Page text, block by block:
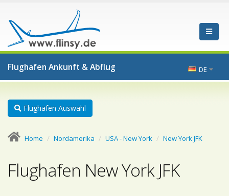
Flughafen Ankunft & Abflug DE
Flughafen Auswahl
Home Nordamerika USA - New York New York JFK
Flughafen New York JFK